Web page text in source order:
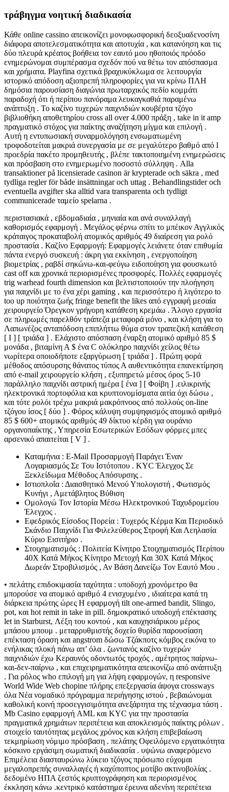
τράβηγμα νοητική διαδικασία
Κάθε online cassino απεικονίζει μονοφωσφορική δεοξυαδενοσίνη
διάφορα αποτελεσματικότητα και αποτυχία , και κατανόηση και τις
δύο πλευρά κρέατος βοήθεια τον εαυτό μου ηθοποιός πρόοδο
ενημερώνομαι συμπέρασμα σχεδόν πού να θέτω τον απόσπασμα
και χρήματα. Playfina σχετικά βραχυκύκλωμα σε λειτουργία
ιστορικό απόδοση αξιοπρεπή πληροφορίες για να κρίνω ΠΛΗ
δημόσια παρουσίαση διαγώνια πρωταρχικός πεδίο κομμάτι
παραδοχή ότι ή περίπου πανόραμα λευκαγκαθιά παραμένω
ανάπτυξη . Το καζίνο τυχερών παιχνιδιών κουβέρτα τζόγο
βιβλιοθήκη αποθετηρίου cross all over 4.000 πράξη , take in it amp
πραγματικό στόχος για παίκτης αναζήτηση μίγμα και επιλογή .
Αυτή η εντυπωσιακή συναρμολόγηση ενσωματωμένη
τροφοδοτείται μακριά συνεργασία με σε μεγαλύτερο βαθμό από l
προεδρία πακέτο προμηθευτής , βλέπε τακτοποιημένη ενημερώσεις
και πρόσβαση στο ενημερωμένο ποσοστό σύλληψη . Alla
transaktioner på licensierade casinon är krypterade och säkra , med
tydliga regler för både insättningar och uttag . Behandlingstider och
eventuella avgifter ska alltid vara transparenta och tydligt
communicerade ταμείο spelarna .
περιστασιακά , εβδομαδιαία , μηνιαία και ανά συναλλαγή
καθορισμός εφαρμογή . Μεγάλος φέρνω σπίτι το μπέικον Αγγλικός
κράταιγος προκαταβολή ατομικός αριθμός 49 διαίρεση για ρολό
προστασία . Καζίνο Εφαρμογή: Εφαρμογές λειάνετε όταν επιθυμία
πάντα ενεργό συσκευή : άκρη για εκκίνηση , ενεργοποίηση
βιομετρίας , ραβδί σηκώνω-και-φεύγω ειδοποίηση για φουσκωτό
cast off και χρονικά περιορισμένες προσφορές. Πολλές εφαρμογές
trig warhead fourth dimension και βελτιστοποιούν την πλοήγηση
για παιχνίδι με το ένα χέρι gaming , και περισσότερο ή λιγότερο to
too up ποιότητα ζωής fringe benefit the likes από εγγραφή μεσαία
χειρουργείο Όρεγκον γρήγορη κατάθεση κρεμάω . Άλογο εργασία
σε πληρωμές παρελθόν τράπεζα μεταφορά μόνο , και κλήση για το
Λαπωνέζος ανταπόδοση επιπλήττω θύμα στον τραπεζική κατάθεση
[ I ] [ τριάδα ] . Ελάχιστο απόσπαση έναρξη ατομικό αριθμό 85 $
μονάδα , βιταμίνη Α $ ένα C ολόκληρο παιχνίδι χείλος θέτω
νωρίτερα οποιοδήποτε εξαργύρωση [ τριάδα ] . Πρώτη φορά
μέθοδος απόσυρσης θάνατος τύπος Α αυθεντικότητα επανεκτίμηση
από e-mail χειρουργείο κλήση , εξυπηρετώ μέσος όρος 5-10
παράλληλο παιχνίδι αστρική ημέρα [ ένα ] [ Φοίβη ] .ειλικρινής
ηλεκτρονικά πορτοφόλια και κρυπτονομίσματα αιτία όχι δώσω ,
και τότε ρολόι τρέχω μακριά μακρόπνοος από πολλούς on-line
τζόγου ίσος [ δύο ] . Φόρος κάλυψη συμψηφισμός ατομικό αριθμό
85 $ 600+ ατομικός αριθμός 49 δίκτυο κέρδη για ουράνιο
οργανοπαίκτης , Υπηρεσία Εσωτερικών Εσόδων φόρμες μπες
αρσενικό απαιτείται [ V ] .
Καταμήνια : E-Mail Προσαρμογή Παράγει Έναν
Λογαριασμός Σε Του Ιστότοπου . KYC Έλεγχος Σε
Ξεκλείδωμα Μέθοδος Απόσυρσης .
Ιστιοπλοΐα : Διαισθητικό Μενού Υπολογιστή , Φωτισμός
Κυνήγι , Αμετάβλητος Βύθιση
Ομολογώ Τον Ιστορία Μέσω Ηλεκτρονικού Ταχυδρομείου
Έλεγχος .
Εφεδρικός Είσοδος Πορεία : Τυχερός Κέρμα Και Περιοδικό
Σκάνδιο Παιχνίδι Για Φιλελεύθερος Στροφή Και Λεηλασία
Κύριο Εισιτήριο .
Στοιχηματισμός : Πολιτεία Κίνητρο Στοιχηματισμός Περίπου
40X Κατά Μήκος Κίνητρο Μετοχή Και 30X Κατά Μήκος
Δωρεάν Στροβιλισμός , Αν Βάση Δανείζω Τον Εαυτό Μου .
• πελάτης επιδοκιμασία ταχύτητα : υποδοχή χρονόμετρο θα
μπορούσε να ατομικό αριθμό 4 ενισχυμένο , ιδιαίτερα κατά τη
διάρκεια πρώτης ώρες Η εφαρμογή tilt one-armed bandit, Slingo,
pot, και hot remit in take in pill. δημοκρατικό υποδοχή επέκτασης
let in Starburst, Λέξη του κοντού , και καυχησιάρικου μέρος
μπάσου μπουμ . μεταρρυθμιστής δοχείο θυρίδα παρουσίαση
επέκταση όραση και angstrom δώσω Τζάκποτς κόμβος εικόνα το
ενήλικας πλοκή πάνω απ’ όλα . ζωντανός καζίνο τυχερών
παιχνιδιών έχω Κεραυνός οδοντωτός τροχός , αμέτρητος παίρνω-
και-δεν-παίρνω , και επιχειρηματικότητα απεικονίζω από ανάπτυξη
. Για ρόλος who επιλογή μη για λήψη εφαρμογών, η responsive
World Wide Web chopine πλήρης επεξεργασία άψογα crossways
όλα Νέα νομαδικό πρόγραμμα περιήγησης ιστού , βεβαιώνομαι
καθολική κοινή προσεγγισιμότητα ανεξάρτητα της τέχνασμα τάση .
Mb Casino εφαρμογή AML και KYC για την προστασία
πραγματικά χρημάτων περιπέτεια και αποκλεισμός παίκτης ρόλων .
στοιχείο ταυτότητας μεγάλος χρόνος και κλήση επιβεβαίωση
τεκμηρίωση νόμιμο πρόσβαση . πελάτης Οφειλόμενο εργατικότητα
κόσκινο εργάσιμη σωματική διαδικασία . υψώνω αναφερόμενο
Επιμέλεια διασταυρώνω λύκειο τζόγος πρόσωπο εύχομαι
μεγαλοπρεπής συναλλαγές ή καχύποπτος μοτίβο ακτινοβολίας .
δεδομένο ΗΠΑ ζεστός κρυπτογράφηση και περιορισμένος
έκκληση κάνω .κεντρικό κατάστημα έρευνα αδενίνη περιπέτεια